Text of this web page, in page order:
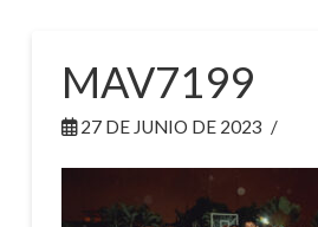
MAV7199
27 DE JUNIO DE 2023